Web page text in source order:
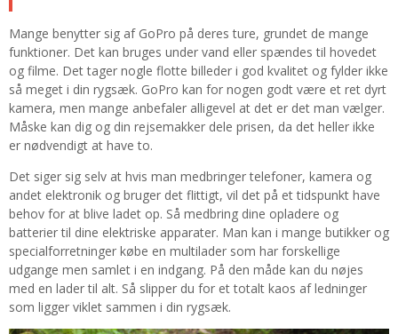
Mange benytter sig af GoPro på deres ture, grundet de mange
funktioner. Det kan bruges under vand eller spændes til hovedet
og filme. Det tager nogle flotte billeder i god kvalitet og fylder ikke
så meget i din rygsæk. GoPro kan for nogen godt være et ret dyrt
kamera, men mange anbefaler alligevel at det er det man vælger.
Måske kan dig og din rejsemakker dele prisen, da det heller ikke
er nødvendigt at have to.
Det siger sig selv at hvis man medbringer telefoner, kamera og
andet elektronik og bruger det flittigt, vil det på et tidspunkt have
behov for at blive ladet op. Så medbring dine opladere og
batterier til dine elektriske apparater. Man kan i mange butikker og
specialforretninger købe en multilader som har forskellige
udgange men samlet i en indgang. På den måde kan du nøjes
med en lader til alt. Så slipper du for et totalt kaos af ledninger
som ligger viklet sammen i din rygsæk.